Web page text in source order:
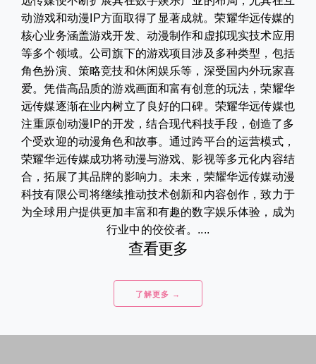
动游戏和动漫IP方面取得了显著成就。荣耀华远传媒的
核心业务涵盖游戏开发、动漫制作和虚拟现实技术应用
等多个领域。公司旗下的游戏项目涉及多种类型，包括
角色扮演、策略竞技和休闲娱乐等，深受国内外玩家喜
爱。凭借高品质的游戏画面和富有创意的玩法，荣耀华
远传媒逐渐在业内树立了良好的口碑。荣耀华远传媒也
注重原创动漫IP的开发，结合现代科技手段，创造了多
个受欢迎的动漫角色和故事。通过跨平台的运营模式，
荣耀华远传媒成功将动漫与游戏、影视等多元化内容结
合，拓展了其品牌的影响力。未来，荣耀华远传媒动漫
科技有限公司将继续推动技术创新和内容创作，致力于
为全球用户提供更加丰富和有趣的数字娱乐体验，成为
行业中的佼佼者。....
查看更多
了解更多 →